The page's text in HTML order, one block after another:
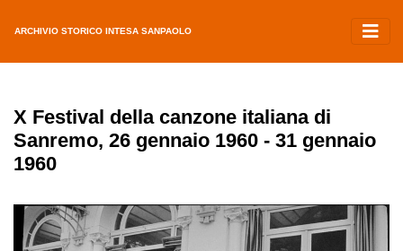
ARCHIVIO STORICO INTESA SANPAOLO
X Festival della canzone italiana di
Sanremo, 26 gennaio 1960 - 31 gennaio
1960